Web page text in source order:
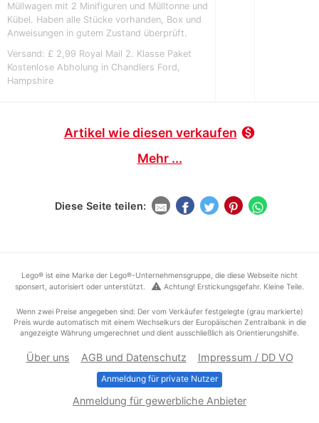
Müllwagen mit 2 Minifiguren und Mülltonne und
Kübel. Haben alle Stücke vorhanden, Box und
Anweisungen in gutem Zustand überprüft.
Versand: £ 2,99 Royal Mail 2. Klasse Paket
Kostenlose Abholung in Chandlers Ford,
Hampshire
Artikel wie diesen verkaufen monetization_on
Mehr ...
Diese Seite teilen:
Lego® ist eine Marke der Lego®-Unternehmensgruppe, die diese Webseite nicht
sponsert, autorisiert oder unterstützt.
warning Achtung! Erstickungsgefahr. Kleine Teile.
Wenn zwei Preise angegeben sind: Der vom Verkäufer festgelegte (grau markierte)
Preis wurde automatisch mit einem Wechselkurs der Europäischen Zentralbank in die
angezeigte Währung umgerechnet und dient ausschließlich als Orientierungshilfe.
Über uns AGB und Datenschutz Impressum / DD VO
Anmeldung für private Nutzer
Anmeldung für gewerbliche Anbieter